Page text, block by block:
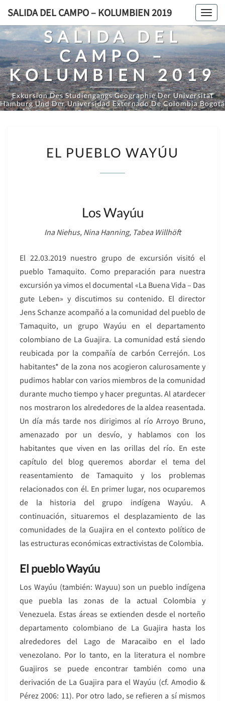
Saltar
contenido
SALIDA DEL CAMPO – KOLUMBIEN 2019
SALIDA DEL
CAMPO –
KOLUMBIEN 2019
Exkursion Des Studiengangs Geographie Der Universität
Hamburg Und Der Universidad Externado De Colombia Bogotá
PUEBLO
EL PUEBLO WAYÚU
Los Wayúu
Ina Niehus, Nina Hanning, Tabea Willhöft
El 22.03.2019 nuestro grupo de excursión visitó el
pueblo Tamaquito. Como preparación para nuestra
excursión ya vimos el documental «La Buena Vida – Das
gute Leben» y discutimos su contenido. El director
Jens Schanze acompañó a la comunidad del pueblo de
Tamaquito, un grupo Wayúu en el departamento
colombiano de La Guajira. La comunidad está siendo
reubicada por la compañía de carbón Cerrejón. Los
habitantes* de la zona nos acogieron calurosamente y
pudimos hablar con varios miembros de la comunidad
durante mucho tiempo y hacer preguntas. Al atardecer
nos mostraron los alrededores de la aldea reasentada.
Un día más tarde nos dirigimos al río Arroyo Bruno,
amenazado por un desvío, y hablamos con los
habitantes que viven en las orillas del río. En este
capítulo del blog queremos abordar el tema del
reasentamiento de Tamaquito y los problemas
relacionados con él. En primer lugar, nos ocuparemos
de la historia del grupo indígena Wayúu. A
continuación, situaremos el desplazamiento de las
comunidades de la Guajira en el contexto político de
las estructuras económicas extractivistas de Colombia.
El pueblo Wayúu
Los Wayúu (también: Wayuu) son un pueblo indígena
que puebla las zonas de la actual Colombia y
Venezuela. Estas áreas se extienden desde el norteño
departamento colombiano de La Guajira hasta los
alrededores del Lago de Maracaibo en el lado
venezolano. Por lo tanto, en la literatura el nombre
Guajiros se puede encontrar también como una
derivación de La Guajira para el Wayúu (cf. Amodio &
Pérez 2006: 11). Por otro lado, se refieren a sí mismos